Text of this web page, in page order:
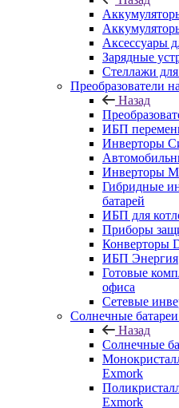
Аксессуары
Зарядные
Стеллажи
Преобразователи
Назад
ИБП
Инверторы
Инверторы
Гибридные
батарей
ИБП для
Приборы
Конверторы
ИБП Энергия
Готовые
офиса
Сетевые
Солнечные батареи
Назад
Солнечные
Exmork
Exmork